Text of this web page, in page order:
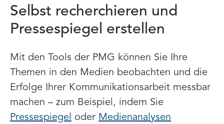
Selbst recherchieren und
Pressespiegel erstellen
Mit den Tools der PMG können Sie Ihre
Themen in den Medien beobachten und die
Erfolge Ihrer Kommunikationsarbeit messbar
machen – zum Beispiel, indem Sie
Pressespiegel oder Medienanalysen